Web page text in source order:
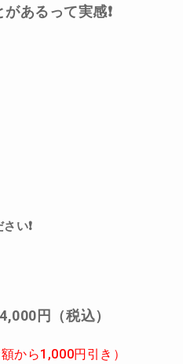
あるって実感❗️
い❗️
円（税込）
から1,000円引き）